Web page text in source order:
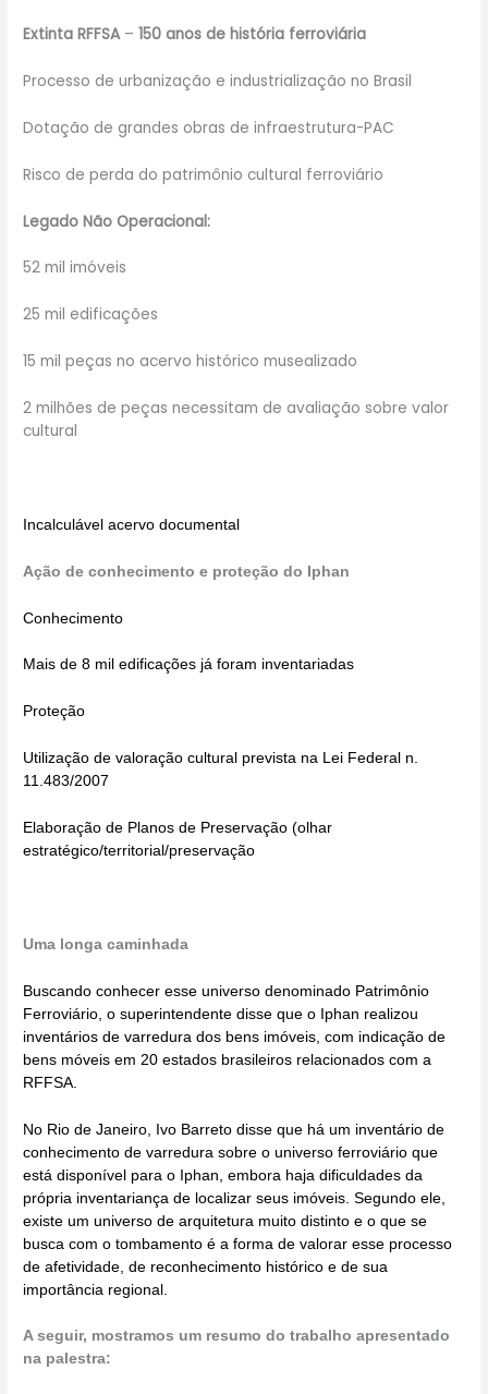
Extinta RFFSA–150 anos de história ferroviária
Processo de urbanização e industrialização no Brasil
Dotação de grandes obras de infraestrutura-PAC
Risco de perda do patrimônio cultural ferroviário
Legado Não Operacional:
52 mil imóveis
25 mil edificações
15 mil peças no acervo histórico musealizado
2 milhões de peças necessitam de avaliação sobre valor
cultural
Incalculável acervo documental
Ação de conhecimento e proteção do Iphan
Conhecimento
Mais de 8 mil edificações já foram inventariadas
Proteção
Utilização de valoração cultural prevista na Lei Federal n.
11.483/2007
Elaboração de Planos de Preservação (olhar
estratégico/territorial/preservação
Uma longa caminhada
Buscando conhecer esse universo denominado Patrimônio
Ferroviário, o superintendente disse que o Iphan realizou
inventários de varredura dos bens imóveis, com indicação de
bens móveis em 20 estados brasileiros relacionados com a
RFFSA.
No Rio de Janeiro, Ivo Barreto disse que há um inventário de
conhecimento de varredura sobre o universo ferroviário que
está disponível para o Iphan, embora haja dificuldades da
própria inventariança de localizar seus imóveis. Segundo ele,
existe um universo de arquitetura muito distinto e o que se
busca com o tombamento é a forma de valorar esse processo
de afetividade, de reconhecimento histórico e de sua
importância regional.
A seguir, mostramos um resumo do trabalho apresentado
na palestra: